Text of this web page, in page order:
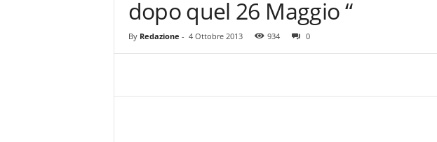
dopo quel 26 Maggio “
By Redazione - 4 Ottobre 2013 934 0